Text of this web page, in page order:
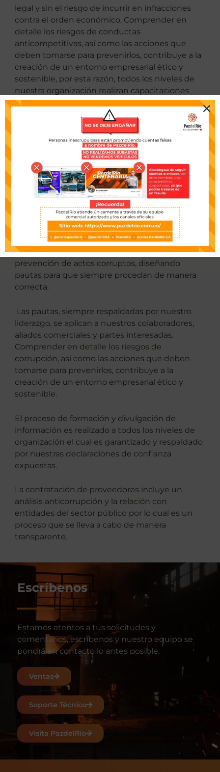
legal y sin el riesgo de incurrir en infracciones
contra el orden económico. Comprender en
detalle los riesgos de conductas
anticompetitivas, así como las acciones que
deben tomarse para prevenirlos, contribuye a la
creación de un entorno empresarial ético y
sostenible, por esta razón, todos los niveles de
nuestra organización realizan capacitaciones
anticorrupción y firman nuestras declaraciones
Anticorrupción
Uno de los pilares de nuestro Programa de
Cumplimiento es la prevención de la corrupción.
Por lo tanto, creamos contenido destinado a
involucrar a todos en los actores que guían la
prevención de actos corruptos, diseñando
pautas para que siempre procedan de manera
correcta.
Las pautas, siempre respaldadas por nuestro
liderazgo, se aplican a nuestros colaboradores,
aliados comerciales y partes interesadas.
Comprender en detalle los riesgos de
corrupción, así como las acciones que deben
tomarse para prevenirlos, contribuye a la
creación de un entorno empresarial ético y
sostenible.
El proceso de formación y divulgación de
información es realizado a todos los niveles de
organización el cual es garantizado y respaldado
por nuestras declaraciones de confianza
expuestas.
La contratación de proveedores incluye un
análisis anticorrupción y la relación con
entidades del sector público por lo cual es un
proceso que se lleva a cabo de manera
transparente.
Escríbenos
Estamos atentos a tus solicitudes y
comentarios, escríbenos y nuestro equipo se
pondrá en contacto lo antes posible.
Ventas
Soporte Técnico
Visita PazdelRío